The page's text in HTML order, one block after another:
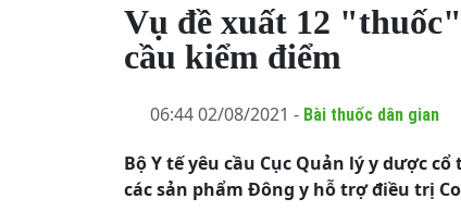
Vụ đề xuất 12
cầu kiểm điểm
06:44 02/08/2021 - Bài thuốc dân gian
Bộ Y tế yêu cầu Cục Quản lý y dược
các sản phẩm Đông y hỗ trợ điều trị